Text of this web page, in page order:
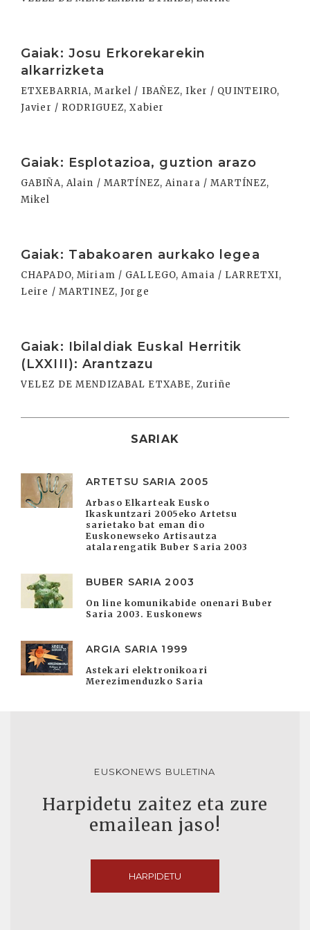
Gaiak: Josu Erkorekarekin
alkarrizketa
ETXEBARRIA, Markel / IBAÑEZ, Iker / QUINTEIRO,
Javier / RODRIGUEZ, Xabier
Gaiak: Esplotazioa, guztion arazo
GABIÑA, Alain / MARTÍNEZ, Ainara / MARTÍNEZ,
Mikel
Gaiak: Tabakoaren aurkako legea
CHAPADO, Miriam / GALLEGO, Amaia / LARRETXI,
Leire / MARTINEZ, Jorge
Gaiak: Ibilaldiak Euskal Herritik
(LXXIII): Arantzazu
VELEZ DE MENDIZABAL ETXABE, Zuriñe
SARIAK
ARTETSU SARIA 2005
Arbaso Elkarteak Eusko
Ikaskuntzari 2005eko Artetsu
sarietako bat eman dio
Euskonewseko Artisautza
atalarengatik Buber Saria 2003
BUBER SARIA 2003
On line komunikabide onenari Buber
Saria 2003. Euskonews
ARGIA SARIA 1999
Astekari elektronikoari
Merezimenduzko Saria
EUSKONEWS BULETINA
Harpidetu zaitez eta zure
emailean jaso!
HARPIDETU